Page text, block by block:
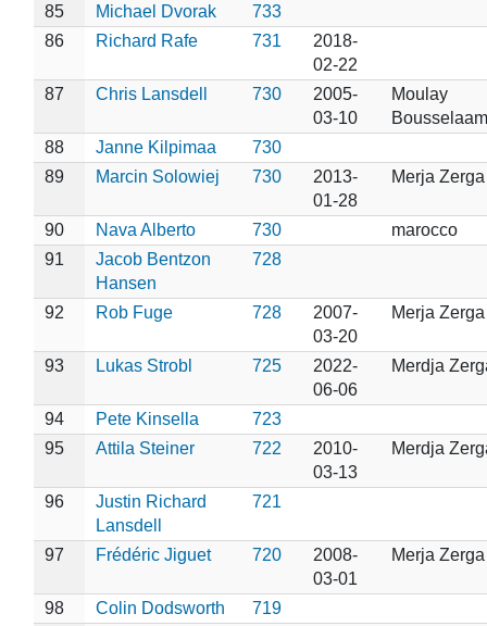
85
Michael Dvorak
733
86
Richard Rafe 731
2018-
02-22
87
Chris Lansdell 730
2005-
03-10
Moulay
Bousselaam
88
Janne Kilpimaa
730
89
Marcin Solowiej 730
2013-
01-28
Merja Zerga
90 Nava Alberto 730
marocco
91
Jacob Bentzon
Hansen
728
92 Rob Fuge 728
2007-
03-20
Merja Zerga
93 Lukas Strobl 725
2022-
06-06
Merdja
94 Pete Kinsella
723
95
Attila Steiner 722
2010-
03-13
Merdja
96
Justin Richard
Lansdell
721
97 Frédéric Jiguet 720
2008-
03-01
Merja Zerga
98 Colin Dodsworth
719